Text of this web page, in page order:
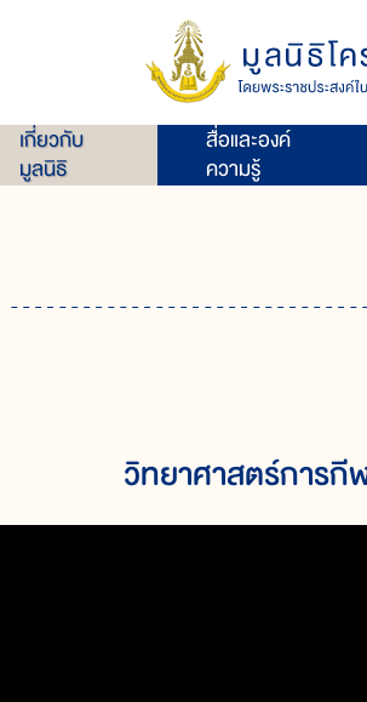
เกี่ยวกับ
มูลนิธิ
สื่อและองค์
ความรู้
วิทยาศาสตร์การกี